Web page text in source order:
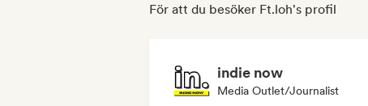
För att du besöker Ft.loh's profil
indie now
Media Outlet/Journalist